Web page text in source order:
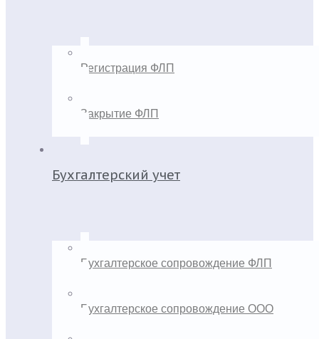
Регистрация ФЛП
Закрытие ФЛП
Бухгалтерский учет
Бухгалтерское сопровождение ФЛП
Бухгалтерское сопровождение ООО